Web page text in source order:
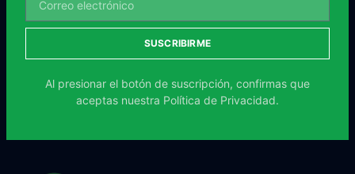
SUSCRIBIRME
Al presionar el botón de suscripción, confirmas que
aceptas nuestra Política de Privacidad.